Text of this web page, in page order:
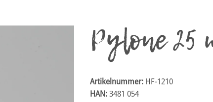
Pylone
Artikelnummer: HF-1210
HAN:3481 054